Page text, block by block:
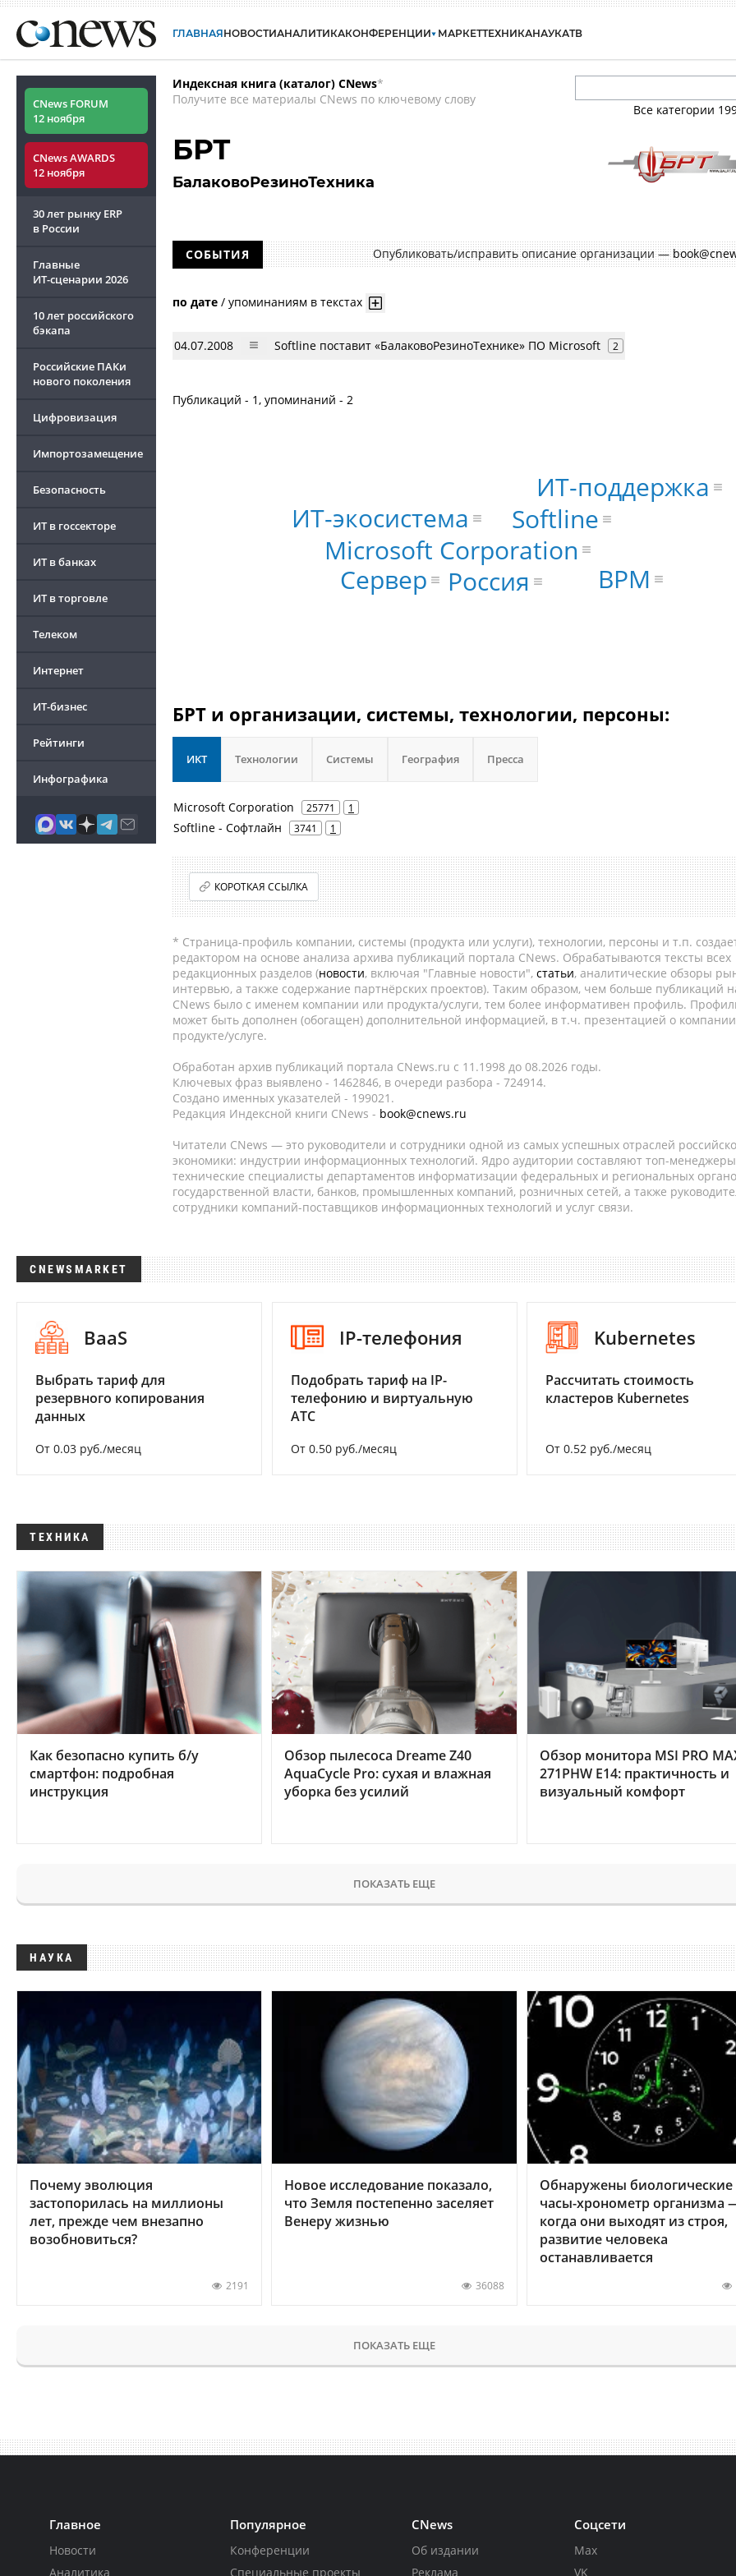
ГЛАВНАЯНОВОСТИАНАЛИТИКАКОНФЕРЕНЦИИ МАРКЕТТЕХНИКАНАУКАТВ
CNews FORUM
12 ноября
CNews AWARDS
12 ноября
30 лет рынку ERP
в России
Главные
ИТ-сценарии 2026
10 лет российского
бэкапа
Российские ПАКи
нового поколения
Цифровизация
Импортозамещение
Безопасность
ИТ в госсекторе
ИТ в банках
ИТ в торговле
Телеком
Интернет
ИТ-бизнес
Рейтинги
Инфографика
Индексная книга (каталог) CNews*
Получите все материалы CNews по ключевому слову
Все категории
БРТ
БалаковоРезиноТехника
СОБЫТИЯ Опубликовать/исправить описание организации —
по дате / упоминаниям в текстах
04.07.2008 Softline поставит «БалаковоРезиноТехнике» ПО Microsoft 2
Публикаций - 1, упоминаний - 2
Microsoft Corporation
Softline
ИТ-экосистема
BPM
Сервер
ИТ-поддержка
Россия
БРТ и организации, системы, технологии, персоны:
ИКТ Технологии Системы География Пресса
Microsoft Corporation 25771 1
Softline - Софтлайн 3741 1
КОРОТКАЯ ССЫЛКА
* Страница-профиль компании, системы (продукта или услуги), технологии, персоны и т.п.
редактором на основе анализа архива публикаций портала CNews. Обрабатываются тексты всех
редакционных разделов (новости, включая "Главные новости", статьи, аналитические обзоры
интервью, а также содержание партнёрских проектов). Таким образом, чем больше публикаций
CNews было с именем компании или продукта/услуги, тем более информативен профиль.
может быть дополнен (обогащен) дополнительной информацией, в т.ч. презентацией о
продукте/услуге.
Обработан архив публикаций портала CNews.ru c 11.1998 до 08.2026 годы.
Ключевых фраз выявлено - 1462846, в очереди разбора - 724914.
Создано именных указателей - 199021.
Редакция Индексной книги CNews - book@cnews.ru
Читатели CNews — это руководители и сотрудники одной из самых успешных отраслей
экономики: индустрии информационных технологий. Ядро аудитории составляют топ-
технические специалисты департаментов информатизации федеральных и региональных
государственной власти, банков, промышленных компаний, розничных сетей, а также
сотрудники компаний-поставщиков информационных технологий и услуг связи.
CNEWSMARKET
BaaS
Выбрать тариф для
резервного копирования
данных
От 0.03 руб./месяц
IP-телефония
Подобрать тариф на IP-
телефонию и виртуальную
АТС
От 0.50 руб./месяц
Kubernetes
Рассчитать стоимость
кластеров Kubernetes
От 0.52 руб./месяц
ТЕХНИКА
Как безопасно купить б/у
смартфон: подробная
инструкция
Обзор пылесоса Dreame Z40
AquaCycle Pro: сухая и влажная
уборка без усилий
Обзор монитора MSI PRO
271PHW E14: практичность и
визуальный комфорт
ПОКАЗАТЬ ЕЩЕ
НАУКА
Почему эволюция
застопорилась на миллионы
лет, прежде чем внезапно
возобновиться?
2191
Новое исследование показало,
что Земля постепенно заселяет
Венеру жизнью
36088
Обнаружены биологические
часы-хронометр организма
когда они выходят из строя,
развитие человека
останавливается
ПОКАЗАТЬ ЕЩЕ
Главное
Новости
Аналитика
Популярное
Конференции
Специальные проекты
CNews
Об издании
Реклама
Соцсети
Max
VK